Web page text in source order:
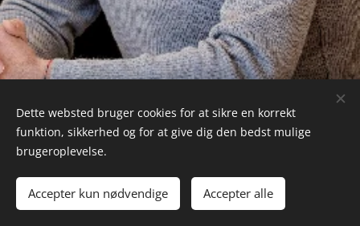
Wunderkind ApS, Struenseegade 15A, 2. sal. th , +45 23 98 51 00
Cookies
Dette websted bruger cookies for at sikre en korrekt
funktion, sikkerhed og for at give dig den bedst mulige
brugeroplevelse.
Accepter kun nødvendige Accepter alle